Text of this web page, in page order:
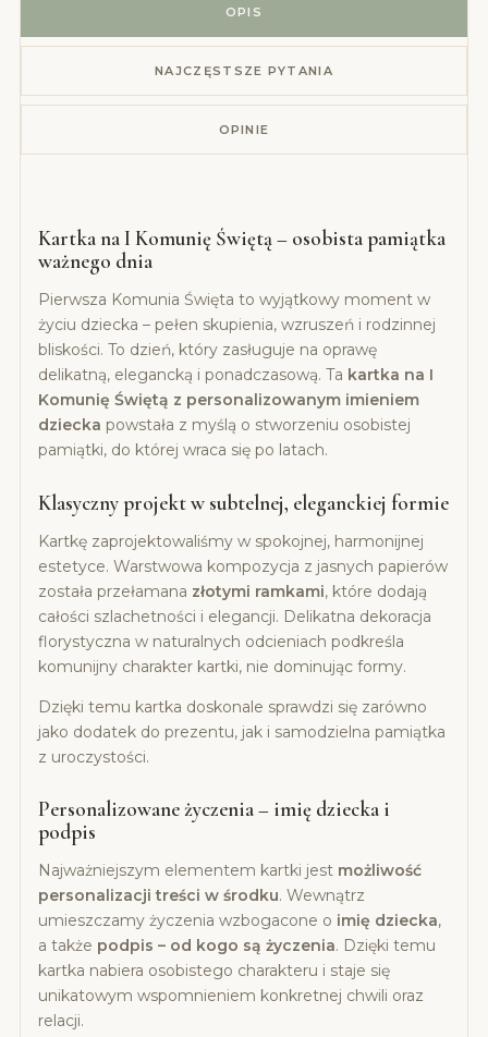
OPIS
NAJCZĘSTSZE PYTANIA
OPINIE
Kartka na I Komunię Świętą – osobista pamiątka
ważnego dnia
Pierwsza Komunia Święta to wyjątkowy moment w
życiu dziecka – pełen skupienia, wzruszeń i rodzinnej
bliskości. To dzień, który zasługuje na oprawę
delikatną, elegancką i ponadczasową. Ta kartka na I
Komunię Świętą z personalizowanym imieniem
dziecka powstała z myślą o stworzeniu osobistej
pamiątki, do której wraca się po latach.
Klasyczny projekt w subtelnej, eleganckiej formie
Kartkę zaprojektowaliśmy w spokojnej, harmonijnej
estetyce. Warstwowa kompozycja z jasnych papierów
została przełamana złotymi ramkami, które dodają
całości szlachetności i elegancji. Delikatna dekoracja
florystyczna w naturalnych odcieniach podkreśla
komunijny charakter kartki, nie dominując formy.
Dzięki temu kartka doskonale sprawdzi się zarówno
jako dodatek do prezentu, jak i samodzielna pamiątka
z uroczystości.
Personalizowane życzenia – imię dziecka i
podpis
Najważniejszym elementem kartki jest możliwość
personalizacji treści w środku. Wewnątrz
umieszczamy życzenia wzbogacone o imię dziecka,
a także podpis – od kogo są życzenia. Dzięki temu
kartka nabiera osobistego charakteru i staje się
unikatowym wspomnieniem konkretnej chwili oraz
relacji.